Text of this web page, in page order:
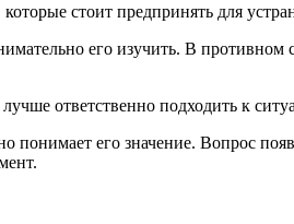
стоит предпринять для
его изучить. В противном
ответственно подходить к
понимает его значение. Вопрос